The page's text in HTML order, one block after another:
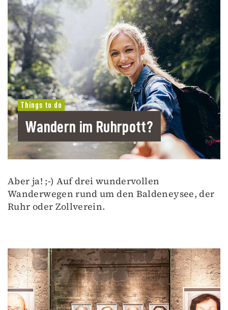
Things to do
Wandern im Ruhrpott?
Aber ja! ;-) Auf drei wundervollen
Wanderwegen rund um den Baldeneysee, der
Ruhr oder Zollverein.